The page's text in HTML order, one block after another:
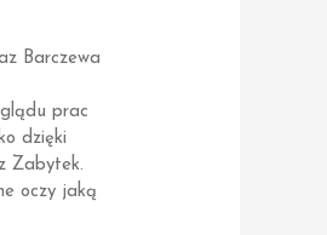
Barczewa
prac
dzięki
Zabytek.
oczy jaką